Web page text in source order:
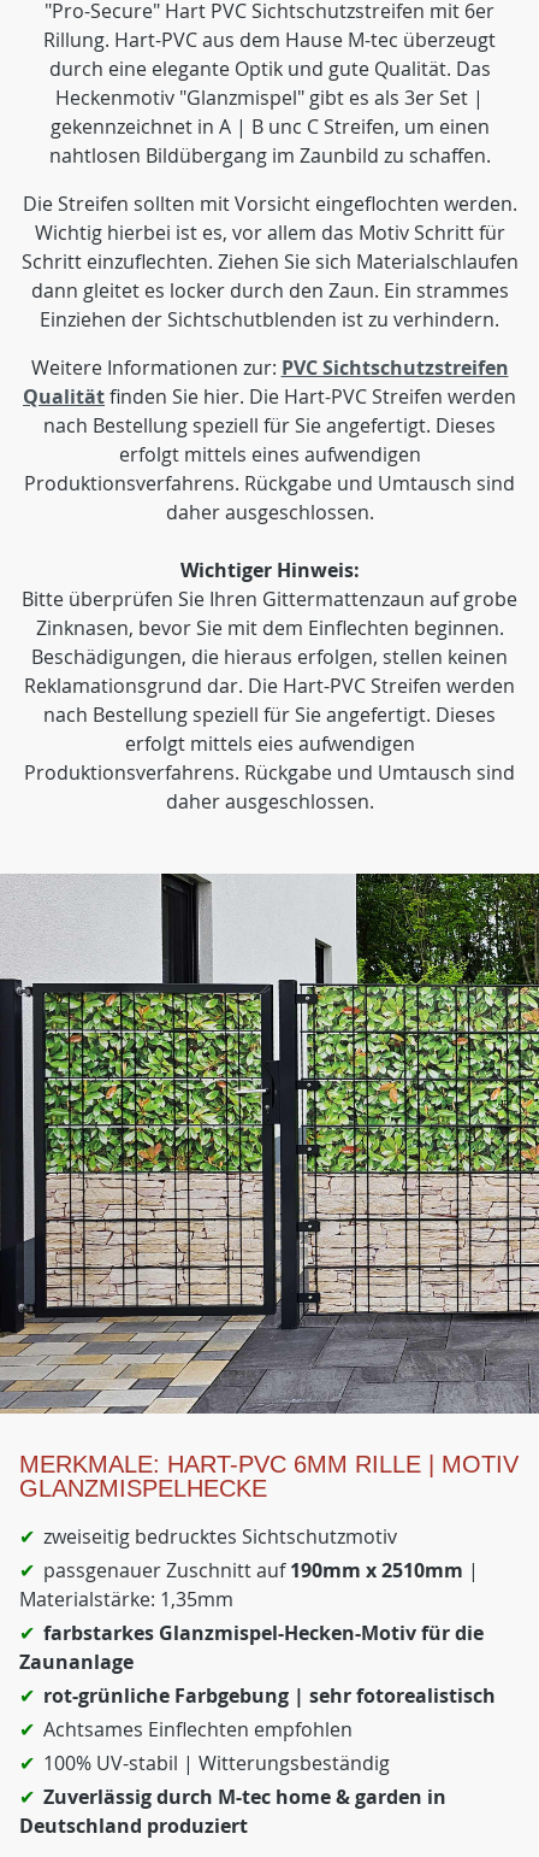
"Pro-Secure" Hart PVC Sichtschutzstreifen mit 6er
Rillung. Hart-PVC aus dem Hause M-tec überzeugt
durch eine elegante Optik und gute Qualität. Das
Heckenmotiv "Glanzmispel" gibt es als 3er Set |
gekennzeichnet in A | B unc C Streifen, um einen
nahtlosen Bildübergang im Zaunbild zu schaffen.
Die Streifen sollten mit Vorsicht eingeflochten werden.
Wichtig hierbei ist es, vor allem das Motiv Schritt für
Schritt einzuflechten. Ziehen Sie sich Materialschlaufen
dann gleitet es locker durch den Zaun. Ein strammes
Einziehen der Sichtschutblenden ist zu verhindern.
Weitere Informationen zur: PVC Sichtschutzstreifen
Qualitätfinden Sie hier. Die Hart-PVC Streifen werden
nach Bestellung speziell für Sie angefertigt. Dieses
erfolgt mittels eines aufwendigen
Produktionsverfahrens. Rückgabe und Umtausch sind
daher ausgeschlossen.
Wichtiger Hinweis:
Bitte überprüfen Sie Ihren Gittermattenzaun auf grobe
Zinknasen, bevor Sie mit dem Einflechten beginnen.
Beschädigungen, die hieraus erfolgen, stellen keinen
Reklamationsgrund dar. Die Hart-PVC Streifen werden
nach Bestellung speziell für Sie angefertigt. Dieses
erfolgt mittels eies aufwendigen
Produktionsverfahrens. Rückgabe und Umtausch sind
daher ausgeschlossen.
MERKMALE: HART-PVC 6MM RILLE | MOTIV
GLANZMISPELHECKE
zweiseitig bedrucktes Sichtschutzmotiv
passgenauer Zuschnitt auf190mm x 2510mm |
Materialstärke: 1,35mm
farbstarkes Glanzmispel-Hecken-Motiv für die
Zaunanlage
rot-grünliche Farbgebung | sehr fotorealistisch
Achtsames Einflechten empfohlen
100% UV-stabil | Witterungsbeständig
Zuverlässig durch M-tec home & garden in
Deutschland produziert